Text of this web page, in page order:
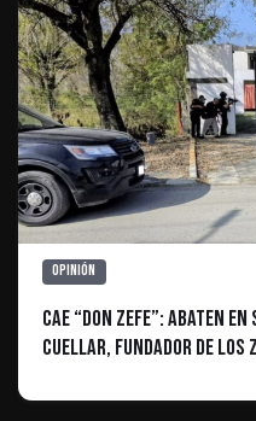
Opinión
Cae “Don Zefe”: Abaten
Cuellar, fundador de Los